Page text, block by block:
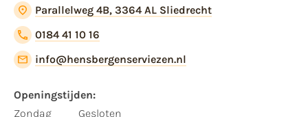
Parallelweg 4B, 3364 AL Sliedrecht
0184 41 10 16
info@hensbergenserviezen.nl
Openingstijden:
Zondag
Gesloten